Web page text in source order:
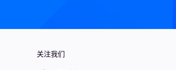
关注我们